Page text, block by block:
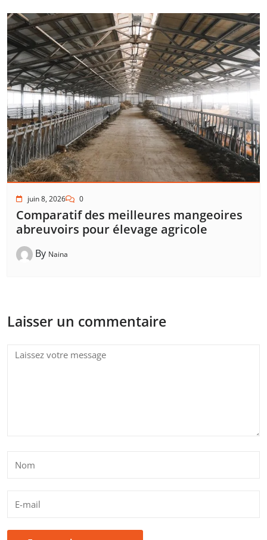
juin 8, 2026 0
Comparatif des meilleures mangeoires
abreuvoirs pour élevage agricole
By Naina
Laisser un commentaire